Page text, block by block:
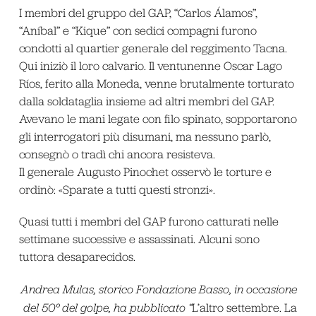
I membri del gruppo del GAP, “Carlos Álamos”,
“Aníbal” e “Kique” con sedici compagni furono
condotti al quartier generale del reggimento Tacna.
Qui iniziò il loro calvario. Il ventunenne Oscar Lago
Ríos, ferito alla Moneda, venne brutalmente torturato
dalla soldataglia insieme ad altri membri del GAP.
Avevano le mani legate con filo spinato, sopportarono
gli interrogatori più disumani, ma nessuno parlò,
consegnò o tradì chi ancora resisteva.
Il generale Augusto Pinochet osservò le torture e
ordinò: «Sparate a tutti questi stronzi».
Quasi tutti i membri del GAP furono catturati nelle
settimane successive e assassinati. Alcuni sono
tuttora desaparecidos.
Andrea Mulas, storico Fondazione Basso, in occasione
del 50° del golpe, ha pubblicato “L’altro settembre. La